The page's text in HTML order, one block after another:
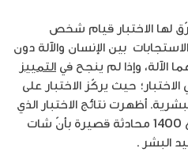
لها الاختبار قيام شخص
بين الإنسان والآلة دون
الآلة، وإذا لم ينجح في التمييز
حيث يركّز الاختبار على
أظهرت نتائج الاختبار الذي
تضمّن 650 مشاركاً تفاعلوا مع 1400 محادثة قصيرة بأنّ شات
البشر .